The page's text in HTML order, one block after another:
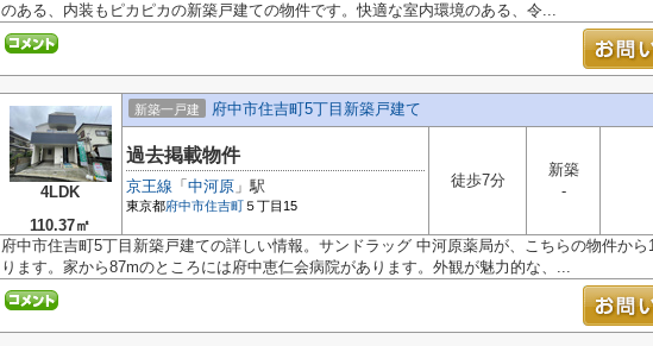
のある、内装もピカピカの新築戸建ての物件です。快適な室内環境のある、令...
4LDK
110.37㎡
新築一戸建 府中市住吉町5丁目新築戸建て
過去掲載物件
京王線 「 中河原 」駅
東京都府中市住吉町 ５丁目15
徒歩7分
新築
-
府中市住吉町5丁目新築戸建ての詳しい情報。サンドラッグ 中河原薬局が、こちらの物件から
ります。家から87mのところには府中恵仁会病院があります。外観が魅力的な、...